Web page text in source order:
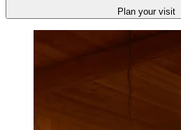
Plan your visit